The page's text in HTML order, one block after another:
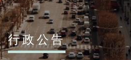
行政公告